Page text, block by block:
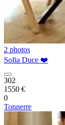
2 photos
Sofia Duce ❤️
302
1550 €
0
Tonnerre